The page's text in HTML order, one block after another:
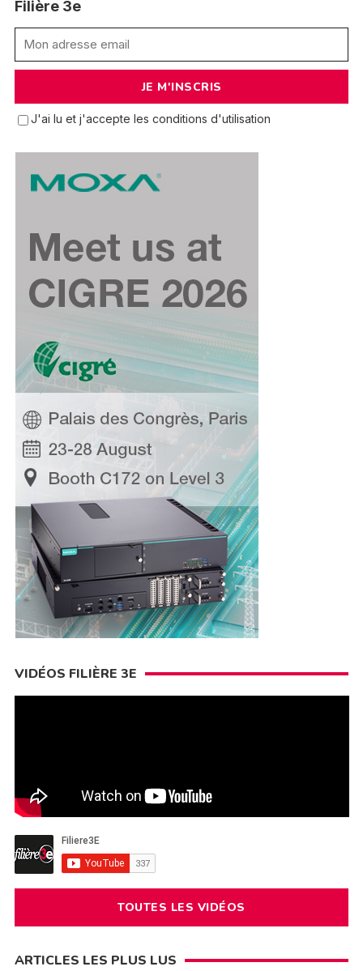
Filière 3e
J'ai lu et j'accepte les conditions d'utilisation
VIDÉOS FILIÈRE 3E
TOUTES LES VIDÉOS
ARTICLES LES PLUS LUS